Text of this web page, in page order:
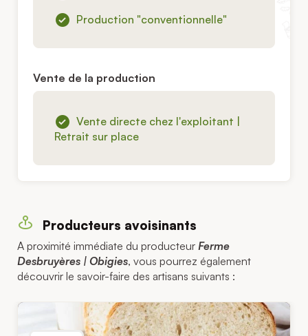
Production "conventionnelle"
Vente de la production
Vente directe chez l'exploitant |
Retrait sur place
Producteurs avoisinants
A proximité immédiate du producteur Ferme
Desbruyères | Obigies, vous pourrez également
découvrir le savoir-faire des artisans suivants :